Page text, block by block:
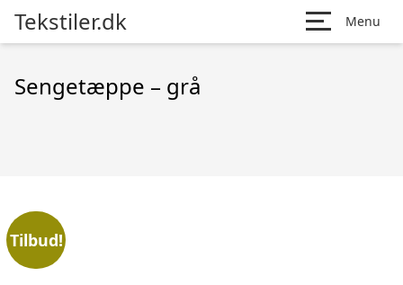
Tekstiler.dk Menu
Sengetæppe – grå
Tilbud!